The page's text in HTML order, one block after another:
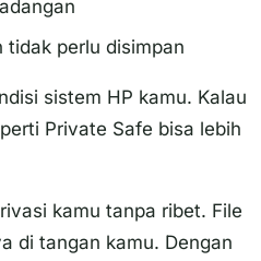
tidak perlu disimpan
sistem HP kamu. Kalau
Private Safe bisa lebih
kamu tanpa ribet. File
di tangan kamu. Dengan